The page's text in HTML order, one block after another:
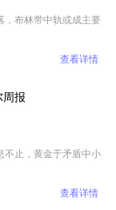
，布林带中轨或成主要
查看详情
周报
不止，黄金于矛盾中小
查看详情